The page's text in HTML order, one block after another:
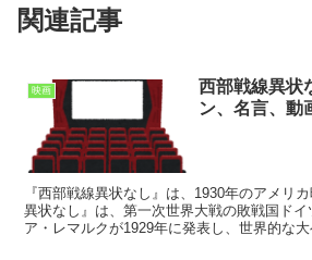
関連記事
映画
西部戦線異状
ン、名言、動
『西部戦線異状なし』は、1930年のアメリカ映画。 原作『
異状なし』は、第一次世界大戦の敗戦国ドイ
ア・レマルクが1929年に発表し、世界的な